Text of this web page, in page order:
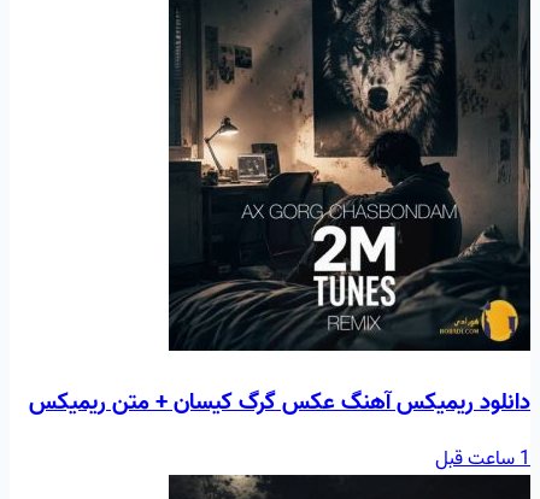
دانلود ریمیکس آهنگ عکس گرگ کیسان + متن ریمیکس
1 ساعت قبل